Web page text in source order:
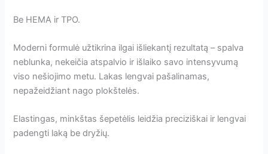
Be HEMA ir TPO.
Moderni formulė užtikrina ilgai išliekantį rezultatą – spalva
neblunka, nekeičia atspalvio ir išlaiko savo intensyvumą
viso nešiojimo metu. Lakas lengvai pašalinamas,
nepažeidžiant nago plokštelės.
Elastingas, minkštas šepetėlis leidžia preciziškai ir lengvai
padengti laką be dryžių.